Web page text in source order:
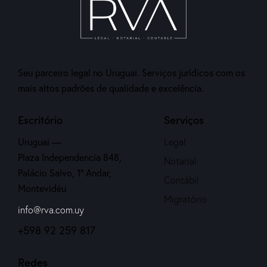
Seu parceiro legal no Uruguai. Serviços jurídicos com os
mais altos padrões de qualidade e excelência.
Escritório
Uruguai —
Plaza Independencia 848,
Palácio Salvo, 1º Andar,
Montevidéu
info@rva.com.uy
+598 92 259 817
Serviços
Legal
Notarial
Contábil
Migratório
Redes